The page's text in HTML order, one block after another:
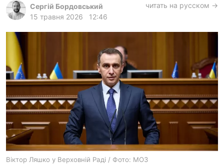
кримінал
лонгріди
харків
архів
gambling
ua en
Сергій Бордовський
15 травня 2026
12:46
читать на русском →
Віктор Ляшко у Верховній Раді / Фото: МОЗ